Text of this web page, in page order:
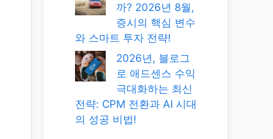
까? 2026년 8월,
증시의 핵심 변수
와 스마트 투자 전략!
2026년, 블로그
로 애드센스 수익
극대화하는 최신
전략: CPM 전환과 AI 시대
의 성공 비법!